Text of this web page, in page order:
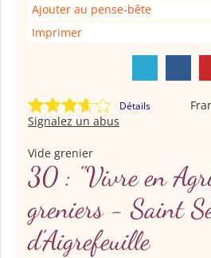
Ajouter au pense-bête
Imprimer
Détails
Signalez un abus
Vide grenier
30 : "Vivre en
greniers - Saint
d'Aigrefeuille